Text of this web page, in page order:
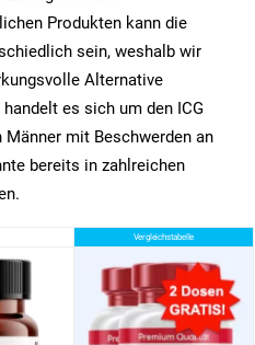
Produkten kann die
sein, weshalb wir
Alternative
es sich um den ICG
mit Beschwerden an
bereits in zahlreichen
Vergleichstabelle